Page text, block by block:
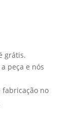
grátis.
peça e nós
fabricação no